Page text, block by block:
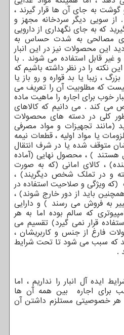
به جای آن ها قرار گیرند ،
از سویی دیگر سردخانه مجهز و
که به جای نگهداری از دارویی
مصالحی به شدت حساس به
این محصولات نیز در این انبار
و غیر قابل استفاده می شوند . با
نکته را در نظر داشته باشیم که
، زیبا یا بد قواره و رو باز یا
که مطلوبیت آن را تعریف می
خوب برای اجاره را ماهیت ماده
کند . می دانیم که کالاهای
طور کلی در دسته های محصولات
(مانند تجهیزات و مواد مصرفی
یا مواد اولیه ، قطعات نیمه
متوقف شده یا در شرف انتقال
هستند ) ، محصول نهایی (آماده
، کالای امانی (که به صورت
و در تملک شخص دیگریند) ،
ویژگی و صلاحیت استفاده در
باید از دور خارج شوند) ،
به فروش می رسند ) و دارایی
که سالم بوده اما به هر
قرار نمی گیرد) تقسیم می
فارغ از جنس و کاربریشان ،
که سبب می شود تا تحت شرایط
.
ایده آل انبار را نداریم ، اما
برای اجاره بین همه آن ها
هر خصوصیتی مستلزم داشتن آن